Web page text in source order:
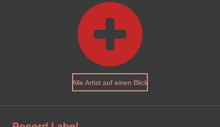
Alle Artist auf einen Blick